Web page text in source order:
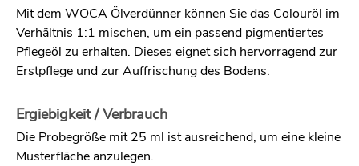
Mit dem WOCA Ölverdünner können Sie das Colouröl im
Verhältnis 1:1 mischen, um ein passend pigmentiertes
Pflegeöl zu erhalten. Dieses eignet sich hervorragend zur
Erstpflege und zur Auffrischung des Bodens.
Ergiebigkeit / Verbrauch
Die Probegröße mit 25 ml ist ausreichend, um eine kleine
Musterfläche anzulegen.